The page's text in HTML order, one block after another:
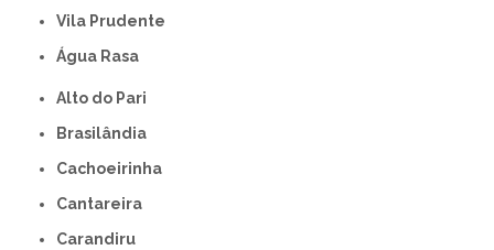
Vila Prudente
Água Rasa
Alto do Pari
Brasilândia
Cachoeirinha
Cantareira
Carandiru